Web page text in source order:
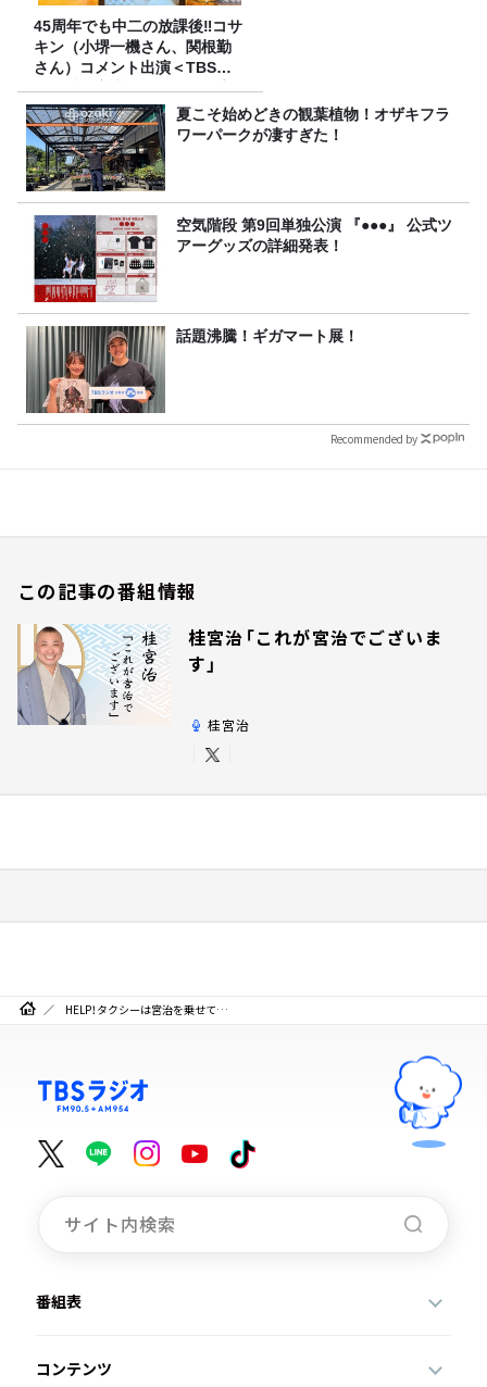
45周年でも中二の放課後‼コサ
キン（小堺一機さん、関根勤
さん）コメント出演＜TBSラ
ジオ番組審議会からのご報告
＞
夏こそ始めどきの観葉植物！オザキフラ
ワーパークが凄すぎた！
空気階段 第9回単独公演 『●●●』 公式ツ
アーグッズの詳細発表！
話題沸騰！ギガマート展！
Recommended by
この記事の番組情報
桂宮治「これが宮治でございま
す」
桂宮治
HELP！タクシーは宮治を乗せて…
番組表
コンテンツ